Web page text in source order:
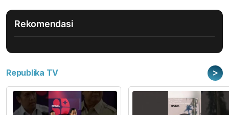
Rekomendasi
Republika TV >